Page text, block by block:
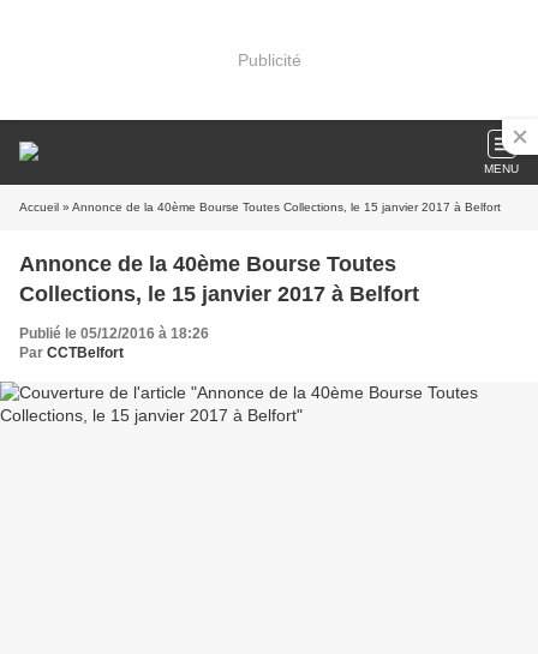
Publicité
MENU
Accueil » Annonce de la 40ème Bourse Toutes Collections, le 15 janvier 2017 à Belfort
Annonce de la 40ème Bourse Toutes
Collections, le 15 janvier 2017 à Belfort
Publié le 05/12/2016 à 18:26
Par CCTBelfort